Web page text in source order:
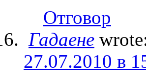
Отговор
Гадаене
27.07.2010 в